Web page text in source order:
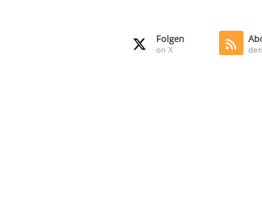
Folgen
on X